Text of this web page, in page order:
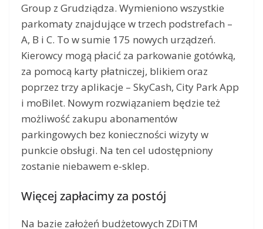
Group z Grudziądza. Wymieniono wszystkie
parkomaty znajdujące w trzech podstrefach –
A, B i C. To w sumie 175 nowych urządzeń.
Kierowcy mogą płacić za parkowanie gotówką,
za pomocą karty płatniczej, blikiem oraz
poprzez trzy aplikacje – SkyCash, City Park App
i moBilet. Nowym rozwiązaniem będzie też
możliwość zakupu abonamentów
parkingowych bez konieczności wizyty w
punkcie obsługi. Na ten cel udostępniony
zostanie niebawem e-sklep.
Więcej zapłacimy za postój
Na bazie założeń budżetowych ZDiTM